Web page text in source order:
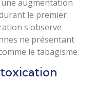
augmentation
le premier
s'observe
ne présentant
le tabagisme.